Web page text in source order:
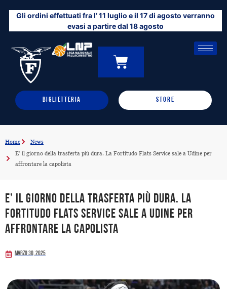
contenuto
Gli ordini effettuati fra l’ 11 luglio e il 17 di agosto verranno
evasi a partire dal 18 agosto
0
CARRELLO
BIGLIETTERIA STORE
Home
News
E’ il giorno della trasferta più dura. La Fortitudo Flats Service sale a Udine per
affrontare la capolista
E’ il giorno della trasferta più dura. La
Fortitudo Flats Service sale a Udine per
affrontare la capolista
Marzo 30, 2025